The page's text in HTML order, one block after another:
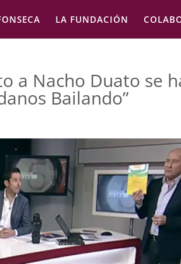
LA FUNDACIÓN
a Nacho Duato se
Bailando”